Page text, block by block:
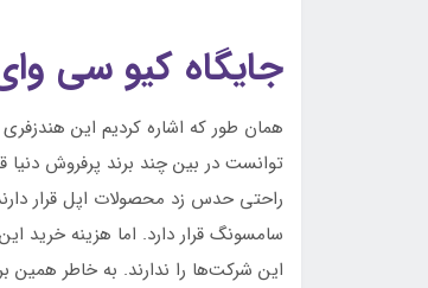
جایگاه کیو سی
همان طور که اشاره کردیم این
توانست در بین چند برند پرفروش
راحتی حدس زد محصولات اپل قرار
سامسونگ قرار دارد. اما هزینه خرید
این شرکت‌ها را ندارند. به خاطر